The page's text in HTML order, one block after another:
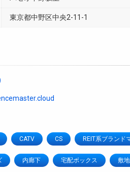
東京都中野区中央2-11-1
CATV CS REIT系ブランド
内廊下 宅配ボックス 敷